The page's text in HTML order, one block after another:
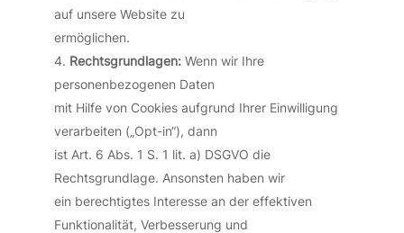
auf unsere Website zu
ermöglichen.
Rechtsgrundlagen:Wenn wir Ihre
personenbezogenen Daten
mit Hilfe von Cookies aufgrund Ihrer Einwilligung
verarbeiten („Opt-in“), dann
ist Art. 6 Abs. 1 S. 1 lit. a) DSGVO die
Rechtsgrundlage. Ansonsten haben wir
ein berechtigtes Interesse an der effektiven
Funktionalität, Verbesserung und